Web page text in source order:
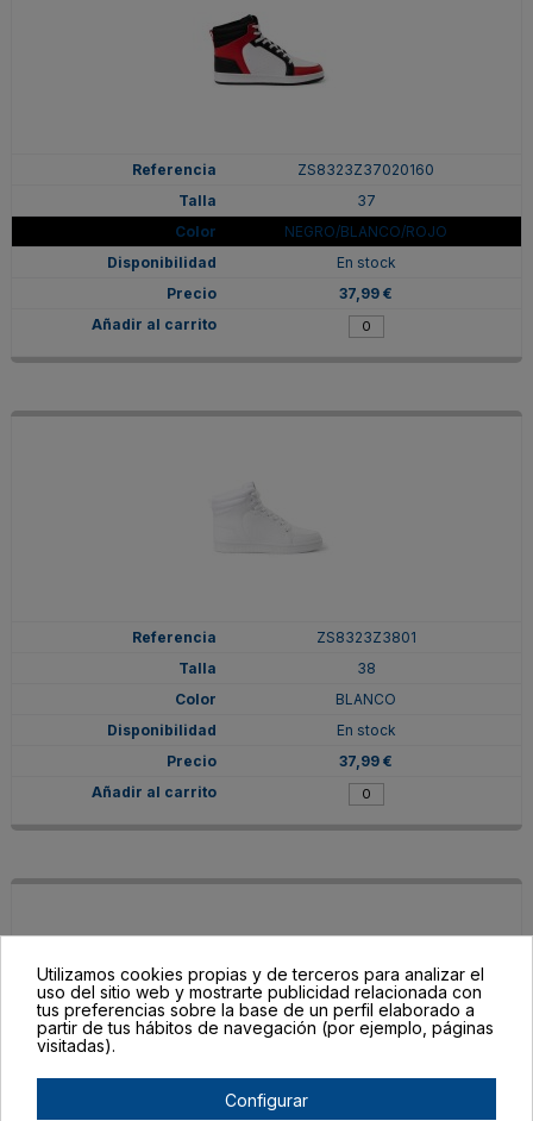
ZS8323Z37020160
37
NEGRO/BLANCO/ROJO
En stock
37,99 €
ZS8323Z3801
38
BLANCO
En stock
37,99 €
ZS8323Z380155
Utilizamos cookies propias y de terceros para analizar el
uso del sitio web y mostrarte publicidad relacionada con
tus preferencias sobre la base de un perfil elaborado a
partir de tus hábitos de navegación (por ejemplo, páginas
visitadas).
Configurar